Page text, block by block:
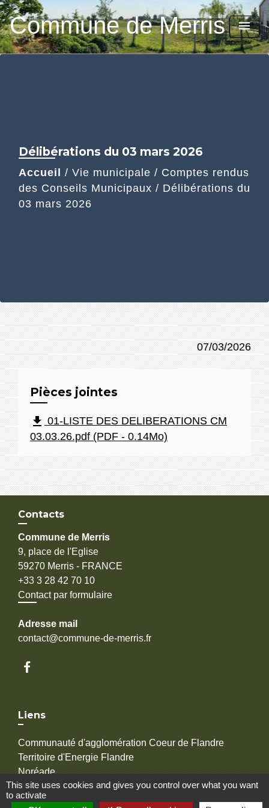
Commune de Merris menu
Délibérations du 03 mars 2026
Accueil / Vie municipale / Comptes rendus
des Conseils Municipaux / Délibérations du
03 mars 2026
07/03/2026
Pièces jointes
file_download 01-LISTE DES DELIBERATIONS CM
03.03.26.pdf (PDF - 0.14Mo)
Contacts
Commune de Merris
9, place de l'Eglise
59270 Merris - FRANCE
+33 3 28 42 70 10
Contact par formulaire
Adresse mail
contact@commune-de-merris.fr
Liens
Communauté d'agglomération Coeur de Flandre
Territoire d'Energie Flandre
Noréade
EDF
GrDF
This site uses cookies and gives you control over what you want
to activate